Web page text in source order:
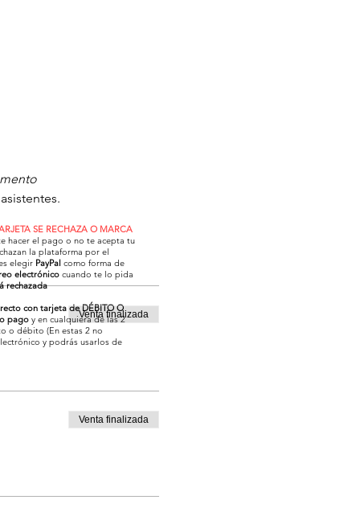
Venta finalizada
Venta finalizada
SE RECHAZA O MARCA
hacer el pago o no te acepta tu
la plataforma por el
elegir PayPal como forma de
electrónico cuando te lo pida
rechazada
con tarjeta de DÉBITO O
pago y en cualquiera de las 2
o débito (En estas 2 no
y podrás usarlos de